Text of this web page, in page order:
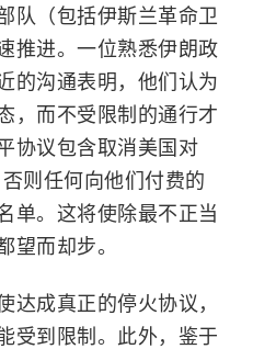
队（包括伊斯兰革命卫
推进。一位熟悉伊朗政
的沟通表明，他们认为
，而不受限制的通行才
协议包含取消美国对
则任何向他们付费的
单。这将使除最不正当
望而却步。
达成真正的停火协议，
受到限制。此外，鉴于